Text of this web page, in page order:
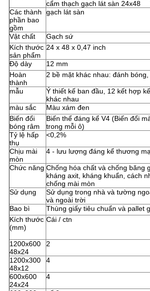
cẩm thạch gạch lát sàn 24x48
Các thành
phần bao
gồm
gạch lát sàn
Vật chất
Gạch sứ
Kích thước
sản phẩm
24 x 48 x 0,47 inch
Độ dày
12 mm
Hoàn
thành
2 bề mặt khác nhau: đánh
mẫu
Ý thiết kế ban đầu, 12 kết hợp
khác nhau
màu sắc
Màu xám đen
Biến đổi
bóng râm
Biến thể đáng kể V4 (Biến đổi
trong mỗi ô)
Tỷ lệ hấp
thụ
<0,2%
Chịu mài
mòn
4 - lưu lượng đáng kể thương
Chức năng Chống hóa chất và chống băng
kháng axit, kháng khuẩn, cách
chống mài mòn
Sử dụng
Sử dụng trong nhà và tường
và ngoài trời
Bao bì
Thùng giấy tiêu chuẩn và pallet
Kích thước
(mm)
Cái / ctn
1200x600
48x24
2
1200x300
48x12
4
600x600
24x24
4